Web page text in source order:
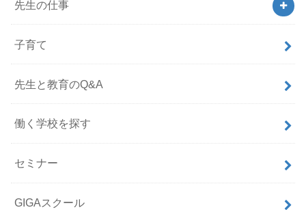
先生の仕事
子育て
先生と教育のQ&A
働く学校を探す
セミナー
GIGAスクール